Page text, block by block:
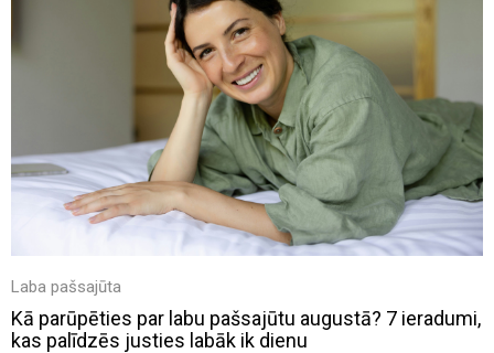
Laba pašsajūta
Kā parūpēties par labu pašsajūtu augustā? 7 ieradumi,
kas palīdzēs justies labāk ik dienu